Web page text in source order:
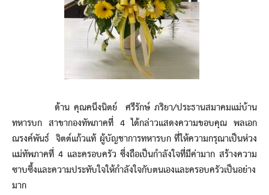
ด้าน คุณคนึงนิตย์ ศรีรักษ์ ภริยา/ประธานสมาคมแม่บ้าน
ทหารบก สาขากองทัพภาคที่ 4 ได้กล่าวแสดงความขอบคุณ พลเอก
ณรงค์พันธ์ จิตต์แก้วแท้ ผู้บัญชาการทหารบก ที่ให้ความกรุณาเป็นห่วง
แม่ทัพภาคที่ 4 และครอบครัว ซึ่งถือเป็นกำลังใจที่มีค่ามาก สร้างความ
ซาบซึ้งและความประทับใจให้กำลังใจกับตนเองและครอบครัวเป็นอย่าง
มาก